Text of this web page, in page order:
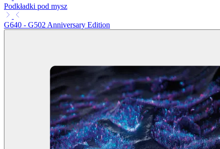
Podkładki pod mysz
G640 - G502 Anniversary Edition